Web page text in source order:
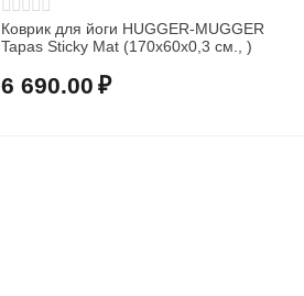
Коврик для йоги HUGGER-MUGGER
Tapas Sticky Mat (170x60x0,3 см., )
6 690.00 ₽